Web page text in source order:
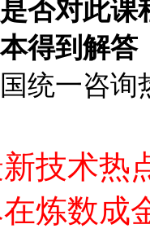
炼数成
想！欢
户，不